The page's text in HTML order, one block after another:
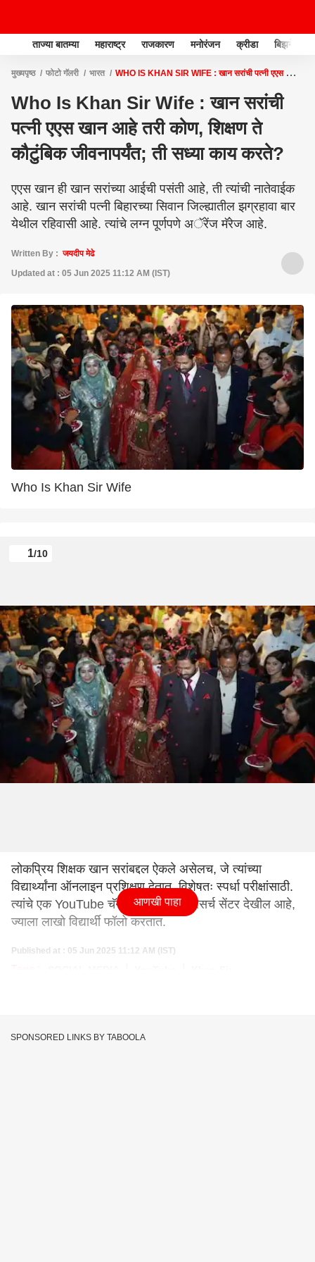
ताज्या बातम्या महाराष्ट्र राजकारण मनोरंजन क्रीडा बिझनेस
मुख्यपृष्ठ फोटो गॅलरी भारत
WHO IS KHAN SIR WIFE : खान सरांची पत्नी एएस खान
Who Is Khan Sir Wife : खान सरांची
पत्नी एएस खान आहे तरी कोण, शिक्षण ते
कौटुंबिक जीवनापर्यंत; ती सध्या काय करते?
एएस खान ही खान सरांच्या आईची पसंती आहे, ती त्यांची नातेवाईक
आहे. खान सरांची पत्नी बिहारच्या सिवान जिल्ह्यातील झग्रहावा बार
येथील रहिवासी आहे. त्यांचे लग्न पूर्णपणे अॅरेंज मॅरेज आहे.
Written By :जयदीप मेढे
Updated at : 05 Jun 2025 11:12 AM (IST)
Who Is Khan Sir Wife
1/10
लोकप्रिय शिक्षक खान सरांबद्दल ऐकले असेलच, जे त्यांच्या
विद्यार्थ्यांना ऑनलाइन प्रशिक्षण देतात, विशेषतः स्पर्धा परीक्षांसाठी.
त्यांचे एक YouTube चॅनेल, खान जीएस रिसर्च सेंटर देखील आहे,
ज्याला लाखो विद्यार्थी फॉलो करतात.
Published at : 05 Jun 2025 11:12 AM (IST)
आणखी पाहा
SPONSORED LINKS BY TABOOLA